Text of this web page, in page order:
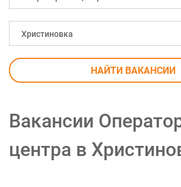
Христиновка
НАЙТИ ВАКАНСИИ
Вакансии
центра в